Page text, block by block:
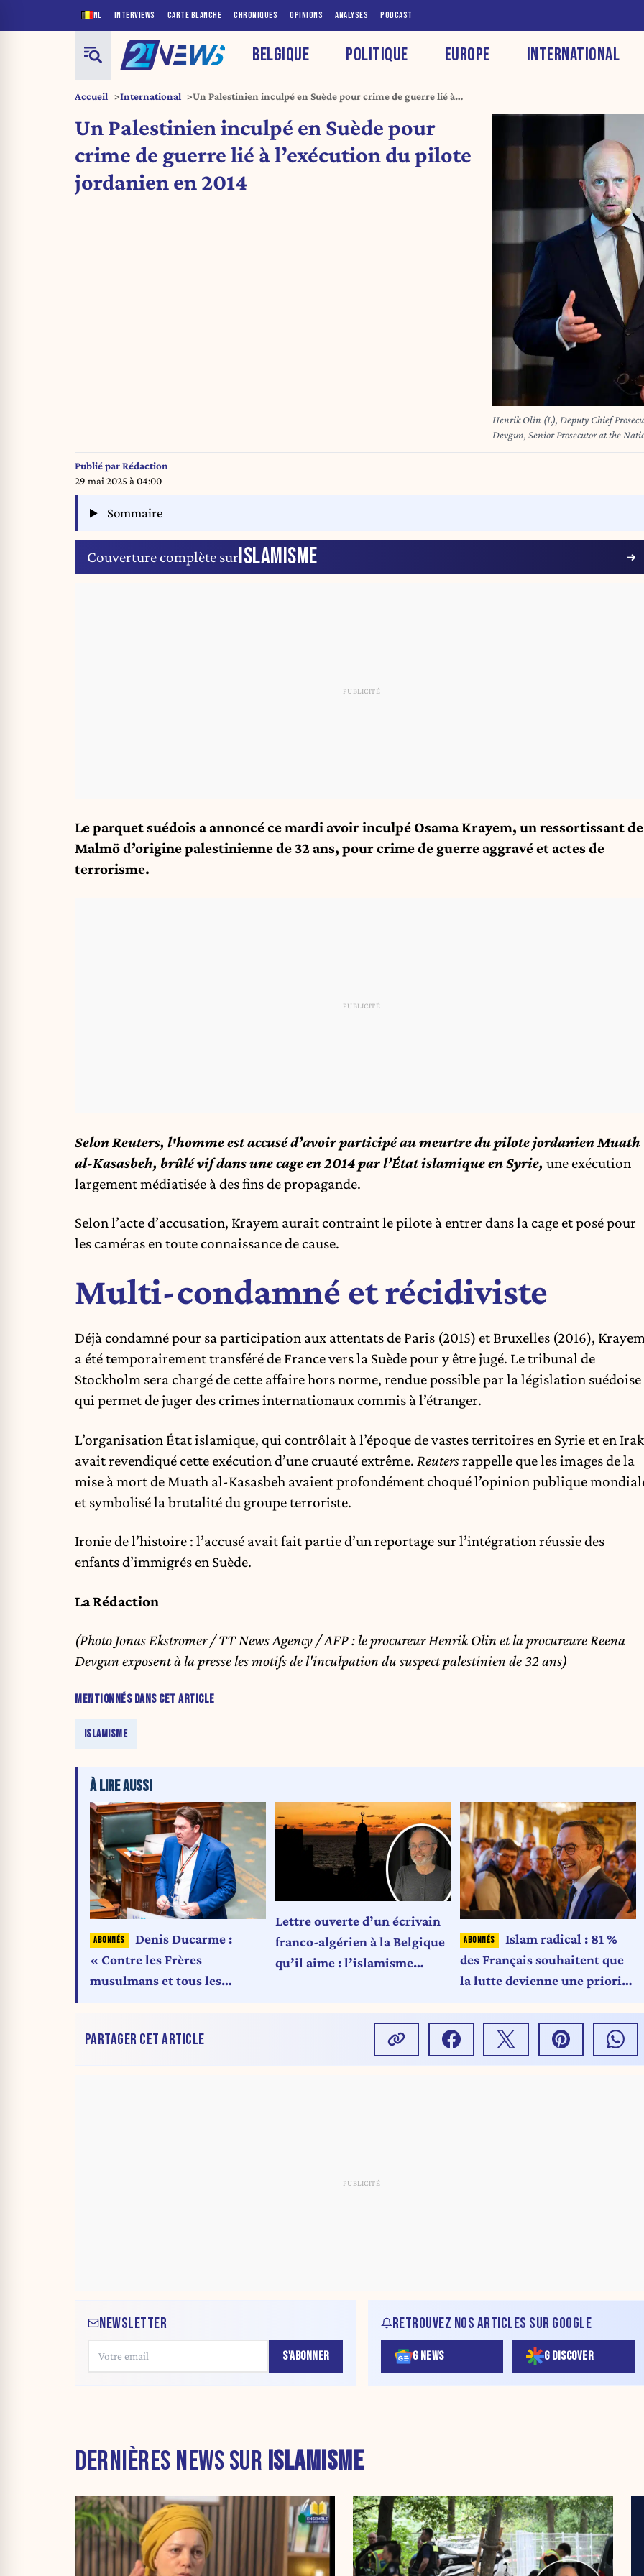
NL INTERVIEWS CARTE BLANCHE CHRONIQUES OPINIONS ANALYSES PODCAST
BELGIQUE POLITIQUE EUROPE INTERNATIONAL
Accueil International
Un Palestinien inculpé en Suède pour crime de guerre lié à
Un Palestinien inculpé en Suède pour
crime de guerre lié à l’exécution du pilote
jordanien en 2014
Henrik Olin (L), Deputy Chief
Devgun, Senior Prosecutor at the
address a press conference on May
is indicting a 32-year-old man for
between 2014 and 2015. (Photo by
Publié parRédaction
29 mai 2025 à 04:00
Sommaire
Couverture complète surISLAMISME
Le parquet suédois a annoncé ce mardi avoir inculpé Osama Krayem, un ressortissant de
Malmö d’origine palestinienne de 32 ans, pour crime de guerre aggravé et actes de
terrorisme.
Selon Reuters, l'homme est accusé d’avoir participé au meurtre du pilote jordanien Muath
al-Kasasbeh, brûlé vif dans une cage en 2014 par l’État islamique en Syrie, une exécution
largement médiatisée à des fins de propagande.
Selon l’acte d’accusation, Krayem aurait contraint le pilote à entrer dans la cage et posé pour
les caméras en toute connaissance de cause.
Multi-condamné et récidiviste
Déjà condamné pour sa participation aux attentats de Paris (2015) et Bruxelles (2016),
a été temporairement transféré de France vers la Suède pour y être jugé. Le tribunal de
Stockholm sera chargé de cette affaire hors norme, rendue possible par la législation suédoise
qui permet de juger des crimes internationaux commis à l’étranger.
L’organisation État islamique, qui contrôlait à l’époque de vastes territoires en Syrie et en
avait revendiqué cette exécution d’une cruauté extrême. Reutersrappelle que les images de la
mise à mort de Muath al-Kasasbeh avaient profondément choqué l’opinion publique
et symbolisé la brutalité du groupe terroriste.
Ironie de l’histoire : l’accusé avait fait partie d’un reportage sur l’intégration réussie des
enfants d’immigrés en Suède.
La Rédaction
(Photo Jonas Ekstromer / TT News Agency / AFP : le procureur Henrik Olin et la procureure Reena
Devgun exposent à la presse les motifs de l'inculpation du suspect palestinien de 32 ans)
MENTIONNÉS DANS CET ARTICLE
ISLAMISME
À LIRE AUSSI
Denis Ducarme :
« Contre les Frères
musulmans et tous les
politique »
Lettre ouverte d’un écrivain
franco-algérien à la Belgique
qu’il aime : l’islamisme
Islam radical : 81 %
des Français souhaitent que
la lutte devienne une priorité
PARTAGER CET ARTICLE
NEWSLETTER
S'ABONNER
RETROUVEZ NOS ARTICLES SUR GOOGLE
G NEWS G DISCOVER
DERNIÈRES NEWS SUR ISLAMISME